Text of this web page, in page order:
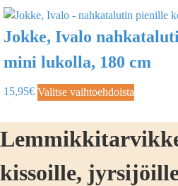
Jokke, Ivalo
mini lukolla, 180 cm
15,95€ Valitse vaihtoehdoista
kissoille,